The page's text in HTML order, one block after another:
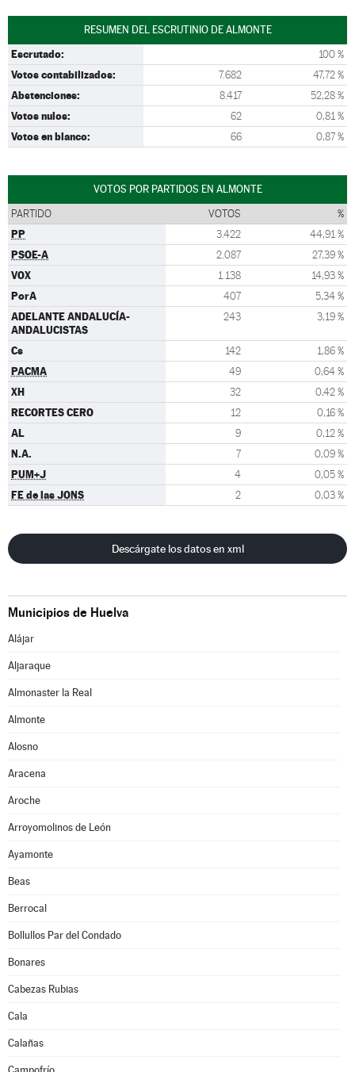
RESUMEN DEL ESCRUTINIO DE ALMONTE
Escrutado: 100 %
Votos contabilizados: 7.682 47,72 %
Abstenciones: 8.417 52,28 %
Votos nulos: 62 0,81 %
Votos en blanco: 66 0,87 %
VOTOS POR PARTIDOS EN ALMONTE
PARTIDO VOTOS %
PP 3.422 44,91 %
PSOE-A 2.087 27,39 %
VOX 1.138 14,93 %
PorA 407 5,34 %
ADELANTE ANDALUCÍA-
ANDALUCISTAS
243 3,19 %
Cs 142 1,86 %
PACMA 49 0,64 %
XH 32 0,42 %
RECORTES CERO 12 0,16 %
AL 9 0,12 %
N.A. 7 0,09 %
PUM+J 4 0,05 %
FE de las JONS 2 0,03 %
Descárgate los datos en xml
Municipios de Huelva
Alájar
Aljaraque
Almonaster la Real
Almonte
Alosno
Aracena
Aroche
Arroyomolinos de León
Ayamonte
Beas
Berrocal
Bollullos Par del Condado
Bonares
Cabezas Rubias
Cala
Calañas